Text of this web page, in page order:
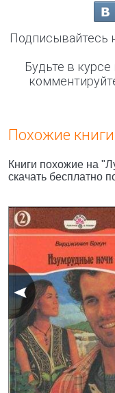
Подписывайтесь
Будьте в
Похожие
Книги похожие на
скачать бесплатно